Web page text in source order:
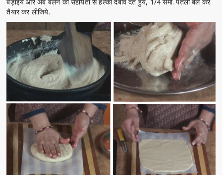
तैयार कर लीजिये.